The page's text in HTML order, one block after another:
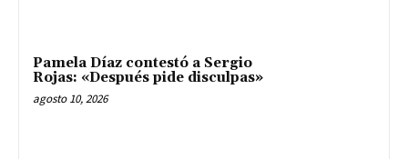
Pamela Díaz contestó a Sergio
Rojas: «Después pide disculpas»
agosto 10, 2026